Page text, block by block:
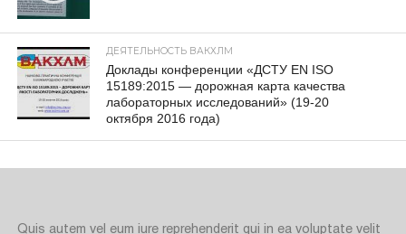
ДЕЯТЕЛЬНОСТЬ ВАКХЛМ
Доклады конференции «ДСТУ EN ISO
15189:2015 — дорожная карта качества
лабораторных исследований» (19-20
октября 2016 года)
Quis autem vel eum iure reprehenderit qui in ea voluptate velit